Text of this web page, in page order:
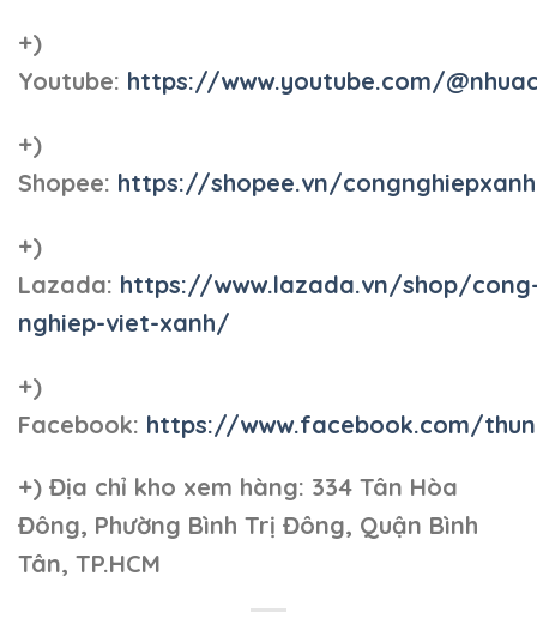
+)
Youtube: https://www.youtube.com/
+)
Shopee: https://shopee.vn/
+)
Lazada: https://www.lazada.vn/shop/
nghiep-viet-xanh/
+)
Facebook: https://www.facebook.com/
+) Địa chỉ kho xem hàng: 334 Tân Hòa
Đông, Phường Bình Trị Đông, Quận Bình
Tân, TP.HCM